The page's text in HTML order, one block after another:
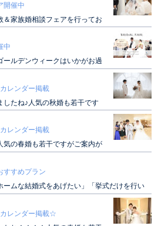
開催中
家族婚相談フェアを行ってお
ットホームに挙げたい」「ご
中
ールデンウィークはいかがお過
ブライダルフェア開催中で
レンダー掲載
したね♪人気の秋婚も若干です
ます6月のブライダルフェア
レンダー掲載
気の春婚も若干ですがご案内が
のブライダルフェアカレンダー
すすめプラン
ームな結婚式をあげたい」「挙式だけを行い
な願いを叶えるプランがご..
レンダー掲載☆